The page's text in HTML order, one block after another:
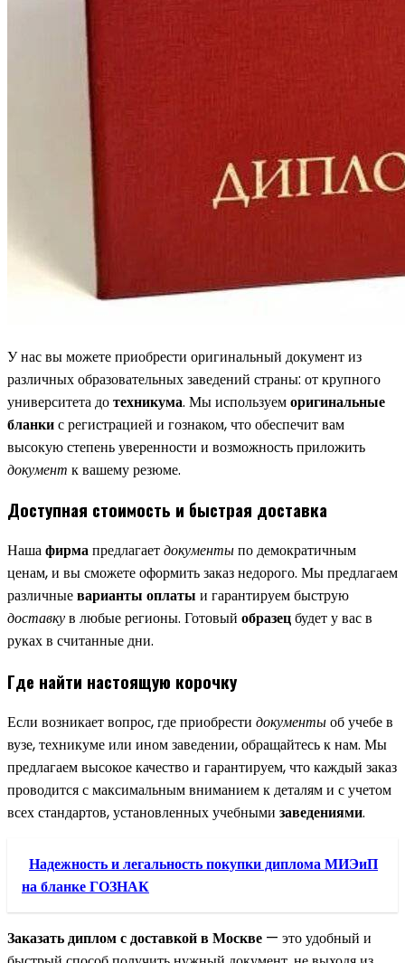
У нас вы можете приобрести оригинальный документ из
различных образовательных заведений страны: от крупного
университета дотехникума. Мы используеморигинальные
бланкис регистрацией и гознаком, что обеспечит вам
высокую степень уверенности и возможность приложить
документ к вашему резюме.
Доступная стоимость и быстрая доставка
Нашафирмапредлагаетдокументыпо демократичным
ценам, и вы сможете оформить заказ недорого. Мы предлагаем
различныеварианты оплаты и гарантируем быструю
доставкув любые регионы. Готовый образецбудет у вас в
руках в считанные дни.
Где найти настоящую корочку
Если возникает вопрос, где приобрести документыоб учебе в
вузе, техникуме или ином заведении, обращайтесь к нам. Мы
предлагаем высокое качество и гарантируем, что каждый заказ
проводится с максимальным вниманием к деталям и с учетом
всех стандартов, установленных учебными заведениями.
Надежность и легальность покупки диплома МИЭиП
на бланке ГОЗНАК
Заказать диплом с доставкой в Москве — это удобный и